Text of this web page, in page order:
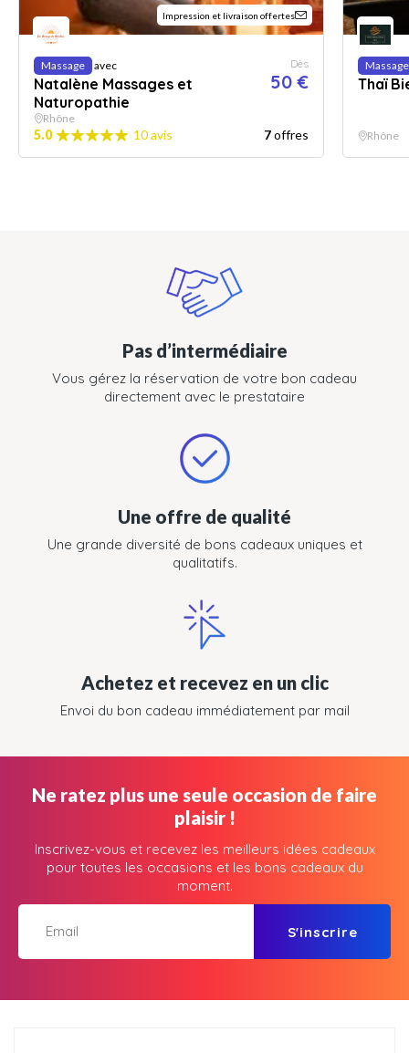
Impression et livraison offertes
Massage avec
Natalène Massages et
Naturopathie
Dès
50 €
Rhône
5.0 10 avis 7offres
Massage
Thaï
Rhône
Pas d’intermédiaire
Vous gérez la réservation de votre bon cadeau
directement avec le prestataire
Une offre de qualité
Une grande diversité de bons cadeaux uniques et
qualitatifs.
Achetez et recevez en un clic
Envoi du bon cadeau immédiatement par mail
Ne ratez plus une seule occasion de faire
plaisir !
Inscrivez-vous et recevez les meilleurs idées cadeaux
pour toutes les occasions et les bons cadeaux du
moment.
S'inscrire